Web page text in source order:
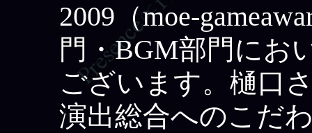
2009（moe-
門・BGM部門にお
ございます。樋口
演出総合へのこだ